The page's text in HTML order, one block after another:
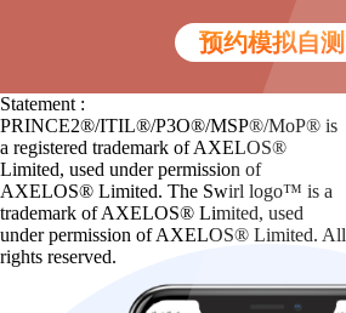
预约模拟自测
Statement :
PRINCE2®/ITIL®/P3O®/MSP®/MoP® is
a registered trademark of AXELOS®
Limited, used under permission of
AXELOS® Limited. The Swirl logo™ is a
trademark of AXELOS® Limited, used
under permission of AXELOS® Limited. All
rights reserved.